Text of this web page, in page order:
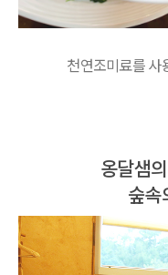
천연조미료를 사
옹달샘
숲속